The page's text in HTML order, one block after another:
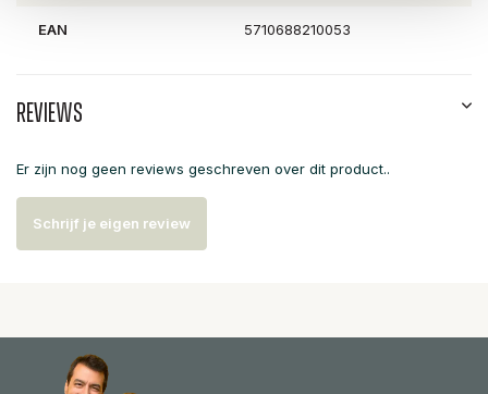
EAN 5710688210053
Reviews
Er zijn nog geen reviews geschreven over dit product..
Schrijf je eigen review